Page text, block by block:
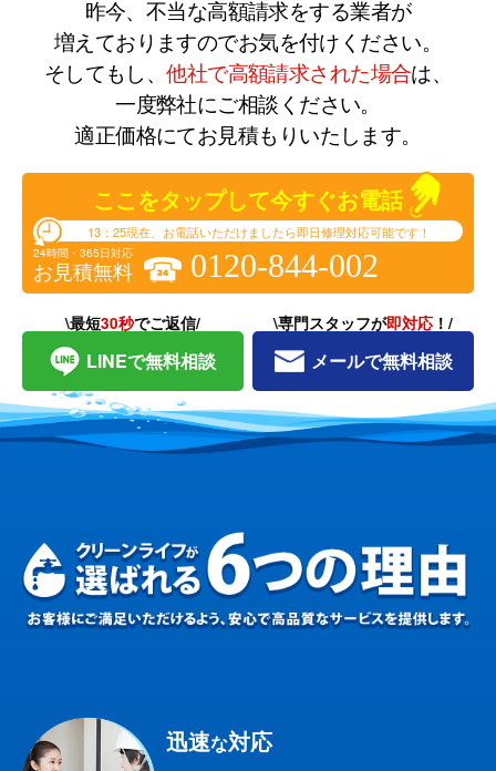
昨今、不当な高額請求をする業者が
増えておりますのでお気を付けください。
そしてもし、他社で高額請求された場合は、
一度弊社にご相談ください。
適正価格にてお見積もりいたします。
ここをタップして今すぐお電話
13：25現在、お電話いただけましたら即日修理対応可能です！
24時間・365日対応
お見積無料 0120-844-002
LINEで無料相談
\最短30秒でご返信/
メールで無料相談
\専門スタッフが即対応 ！/
迅速な対応